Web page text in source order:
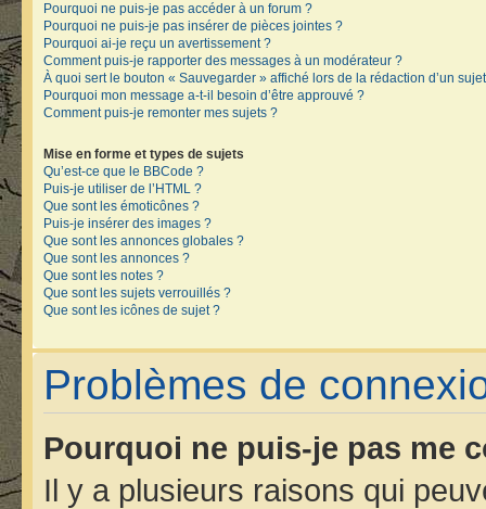
Pourquoi ne puis-je pas accéder à un forum ?
Pourquoi ne puis-je pas insérer de pièces jointes ?
Pourquoi ai-je reçu un avertissement ?
Comment puis-je rapporter des messages à un modérateur ?
À quoi sert le bouton « Sauvegarder » affiché lors de la rédaction d’un
Pourquoi mon message a-t-il besoin d’être approuvé ?
Comment puis-je remonter mes sujets ?
Mise en forme et types de sujets
Qu’est-ce que le BBCode ?
Puis-je utiliser de l’HTML ?
Que sont les émoticônes ?
Puis-je insérer des images ?
Que sont les annonces globales ?
Que sont les annonces ?
Que sont les notes ?
Que sont les sujets verrouillés ?
Que sont les icônes de sujet ?
Problèmes de
Pourquoi ne puis-je pas me
Il y a plusieurs raisons qui